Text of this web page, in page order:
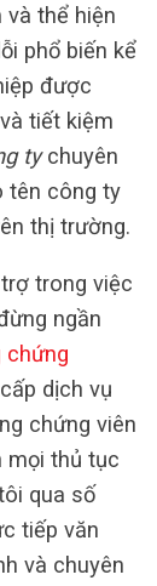
và thể hiện
phổ biến kể
được
tiết kiệm
tychuyên
tên công ty
thị trường.
trong việc
ngần
chứng
dịch vụ
chứng viên
mọi thủ tục
qua số
tiếp văn
và chuyên